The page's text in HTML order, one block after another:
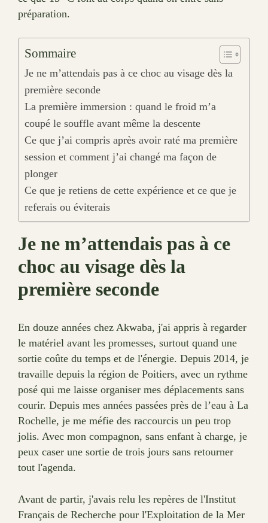
préparation.
Sommaire
Je ne m’attendais pas à ce choc au visage dès la
première seconde
La première immersion : quand le froid m’a
coupé le souffle avant même la descente
Ce que j’ai compris après avoir raté ma première
session et comment j’ai changé ma façon de
plonger
Ce que je retiens de cette expérience et ce que je
referais ou éviterais
Je ne m’attendais pas à ce
choc au visage dès la
première seconde
En douze années chez Akwaba, j'ai appris à regarder
le matériel avant les promesses, surtout quand une
sortie coûte du temps et de l'énergie. Depuis 2014, je
travaille depuis la région de Poitiers, avec un rythme
posé qui me laisse organiser mes déplacements sans
courir. Depuis mes années passées près de l’eau à La
Rochelle, je me méfie des raccourcis un peu trop
jolis. Avec mon compagnon, sans enfant à charge, je
peux caser une sortie de trois jours sans retourner
tout l'agenda.
Avant de partir, j'avais relu les repères de l'Institut
Français de Recherche pour l'Exploitation de la Mer